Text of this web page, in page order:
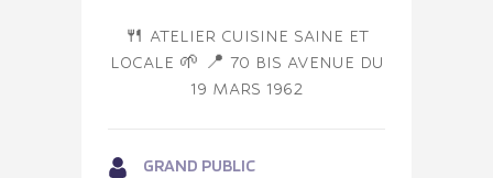
🍴 ATELIER CUISINE SAINE ET
LOCALE 🌱 📍 70 BIS AVENUE DU
19 MARS 1962
GRAND PUBLIC